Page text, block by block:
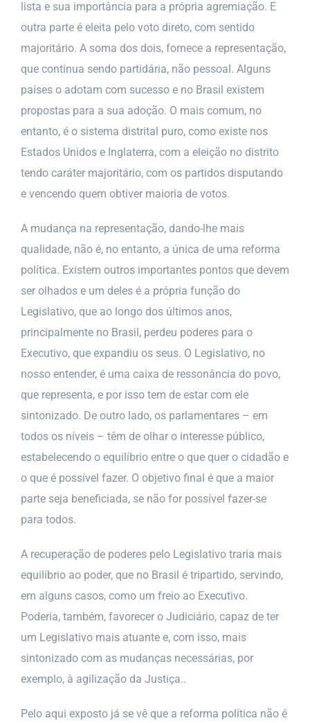
lista e sua importância para a própria agremiação. E
outra parte é eleita pelo voto direto, com sentido
majoritário. A soma dos dois, fornece a representação,
que continua sendo partidária, não pessoal. Alguns
países o adotam com sucesso e no Brasil existem
propostas para a sua adoção. O mais comum, no
entanto, é o sistema distrital puro, como existe nos
Estados Unidos e Inglaterra, com a eleição no distrito
tendo caráter majoritário, com os partidos disputando
e vencendo quem obtiver maioria de votos.
A mudança na representação, dando-lhe mais
qualidade, não é, no entanto, a única de uma reforma
política. Existem outros importantes pontos que devem
ser olhados e um deles é a própria função do
Legislativo, que ao longo dos últimos anos,
principalmente no Brasil, perdeu poderes para o
Executivo, que expandiu os seus. O Legislativo, no
nosso entender, é uma caixa de ressonância do povo,
que representa, e por isso tem de estar com ele
sintonizado. De outro lado, os parlamentares – em
todos os níveis – têm de olhar o interesse público,
estabelecendo o equilíbrio entre o que quer o cidadão e
o que é possível fazer. O objetivo final é que a maior
parte seja beneficiada, se não for possível fazer-se
para todos.
A recuperação de poderes pelo Legislativo traria mais
equilíbrio ao poder, que no Brasil é tripartido, servindo,
em alguns casos, como um freio ao Executivo.
Poderia, também, favorecer o Judiciário, capaz de ter
um Legislativo mais atuante e, com isso, mais
sintonizado com as mudanças necessárias, por
exemplo, à agilização da Justiça..
Pelo aqui exposto já se vê que a reforma política não é